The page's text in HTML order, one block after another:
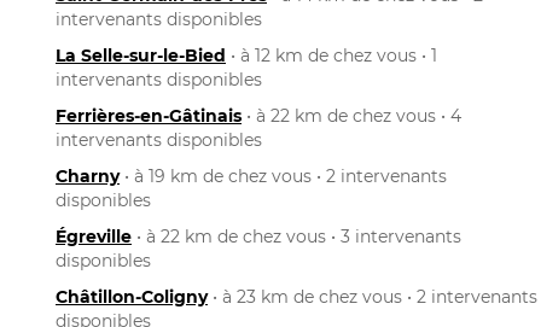
intervenants disponibles
La Selle-sur-le-Bied • à 12 km de chez vous • 1
intervenants disponibles
Ferrières-en-Gâtinais • à 22 km de chez vous • 4
intervenants disponibles
Charny• à 19 km de chez vous • 2 intervenants
disponibles
Égreville • à 22 km de chez vous • 3 intervenants
disponibles
Châtillon-Coligny• à 23 km de chez vous • 2 intervenants
disponibles